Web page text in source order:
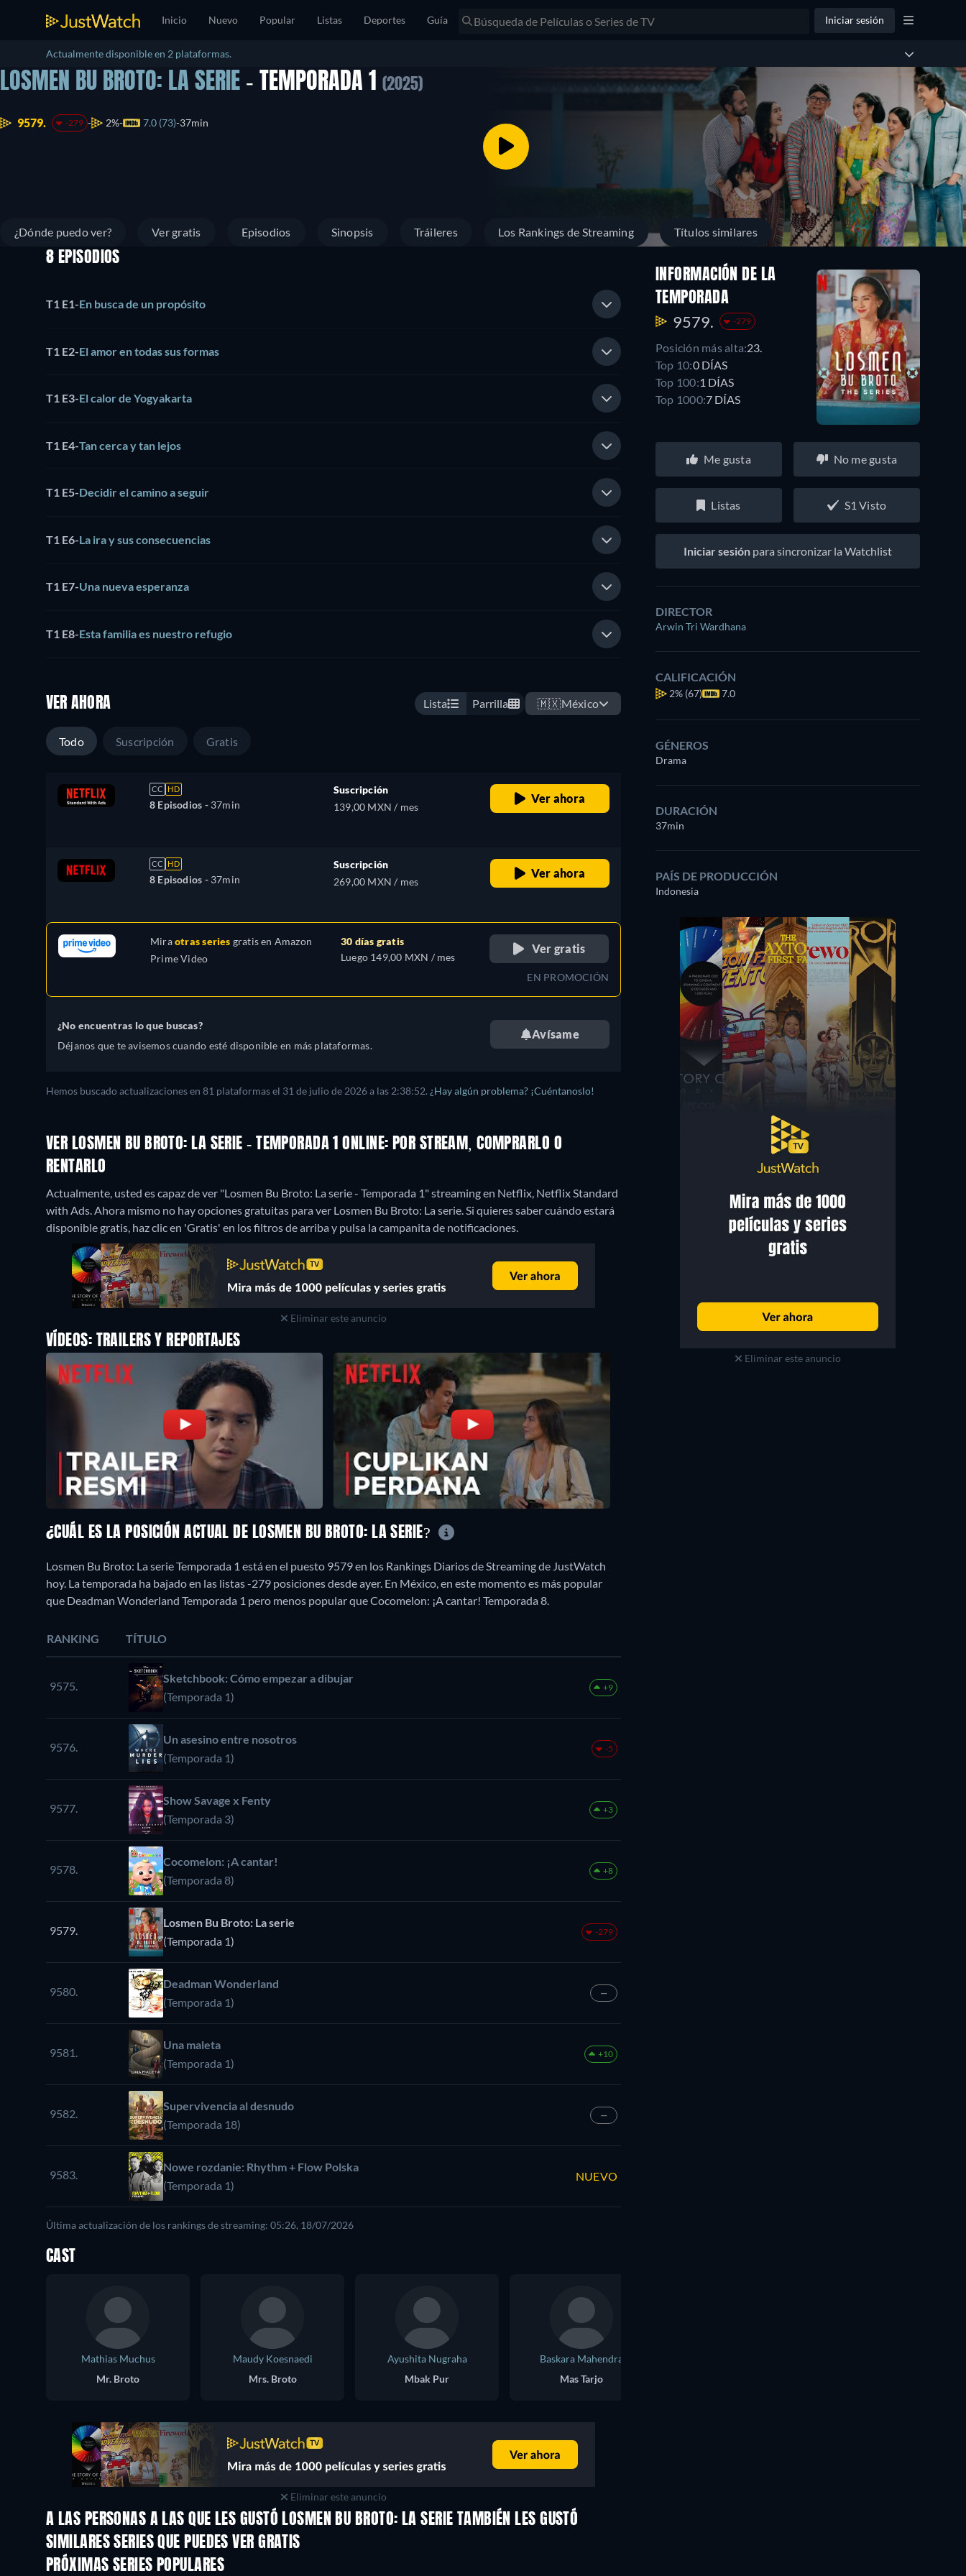
Inicio Nuevo Popular Listas Deportes Guía Iniciar sesión
Actualmente disponible en 2 plataformas.
LOSMEN BU BROTO: LA SERIE - TEMPORADA 1 (2025)
9579. -279 2% 7.0 (73) 37min
¿Dónde puedo ver? Ver gratis Episodios Sinopsis Tráileres Los Rankings de Streaming Títulos similares
8 EPISODIOS
T1 E1-En busca de un propósito
T1 E2-El amor en todas sus formas
T1 E3-El calor de Yogyakarta
T1 E4-Tan cerca y tan lejos
T1 E5-Decidir el camino a seguir
T1 E6-La ira y sus consecuencias
T1 E7-Una nueva esperanza
T1 E8-Esta familia es nuestro refugio
VER AHORA Lista Parrilla 🇲🇽México
Todo Suscripción Gratis
CC HD
8 Episodios - 37min
Suscripción
139,00 MXN / mes
Ver ahora
CC HD
8 Episodios - 37min
Suscripción
269,00 MXN / mes
Ver ahora
Miraotras series gratis en Amazon
Prime Video
30 días gratis
Luego 149,00 MXN / mes
Ver gratis
EN PROMOCIÓN
¿No encuentras lo que buscas?
Déjanos que te avisemos cuando esté disponible en más plataformas.
Avísame
Hemos buscado actualizaciones en 81 plataformas el 31 de julio de 2026 a las 2:38:52.¿Hay algún problema? ¡Cuéntanoslo!
VER LOSMEN BU BROTO: LA SERIE - TEMPORADA 1 ONLINE: POR STREAM, COMPRARLO O
RENTARLO
Actualmente, usted es capaz de ver "Losmen Bu Broto: La serie - Temporada 1" streaming en Netflix, Netflix Standard
with Ads.Ahora mismo no hay opciones gratuitas para ver Losmen Bu Broto: La serie. Si quieres saber cuándo estará
disponible gratis, haz clic en 'Gratis' en los filtros de arriba y pulsa la campanita de notificaciones.
Eliminar este anuncio
VÍDEOS: TRAILERS Y REPORTAJES
INFORMACIÓN DE LA
TEMPORADA
9579. -279
Posición más alta:23.
Top 10:0 DÍAS
Top 100:1 DÍAS
Top 1000:7 DÍAS
Me gusta No me gusta
Listas S1 Visto
Iniciar sesión para sincronizar la Watchlist
DIRECTOR
Arwin Tri Wardhana
CALIFICACIÓN
2% (67) 7.0
GÉNEROS
Drama
DURACIÓN
37min
PAÍS DE PRODUCCIÓN
Indonesia
Eliminar este anuncio
¿CUÁL ES LA POSICIÓN ACTUAL DE LOSMEN BU BROTO: LA SERIE?
Losmen Bu Broto: La serie Temporada 1 está en el puesto 9579 en los Rankings Diarios de Streaming de JustWatch
hoy. La temporada ha bajado en las listas -279 posiciones desde ayer. En México, en este momento es más popular
que Deadman Wonderland Temporada 1 pero menos popular que Cocomelon: ¡A cantar! Temporada 8.
RANKING TÍTULO
9575.
Sketchbook: Cómo empezar a dibujar
(Temporada 1)
+9
9576.
Un asesino entre nosotros
(Temporada 1)
-5
9577.
Show Savage x Fenty
(Temporada 3)
+3
9578.
Cocomelon: ¡A cantar!
(Temporada 8)
+8
9579.
Losmen Bu Broto: La serie
(Temporada 1)
-279
9580.
Deadman Wonderland
(Temporada 1)
—
9581.
Una maleta
(Temporada 1)
+10
9582.
Supervivencia al desnudo
(Temporada 18)
—
9583.
Nowe rozdanie: Rhythm + Flow Polska
(Temporada 1)
NUEVO
Última actualización de los rankings de streaming: 05:26, 18/07/2026
CAST
Mathias Muchus
Mr. Broto
Maudy Koesnaedi
Mrs. Broto
Ayushita Nugraha
Mbak Pur
Baskara Mahendra
Mas Tarjo
Eliminar este anuncio
A LAS PERSONAS A LAS QUE LES GUSTÓ LOSMEN BU BROTO: LA SERIE TAMBIÉN LES GUSTÓ
TV TV TV
SIMILARES SERIES QUE PUEDES VER GRATIS
PRÓXIMAS SERIES POPULARES
TV